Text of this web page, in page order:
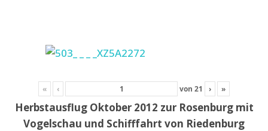
« ‹ von 21 › »
Herbstausflug Oktober 2012 zur Rosenburg mit
Vogelschau und Schifffahrt von Riedenburg